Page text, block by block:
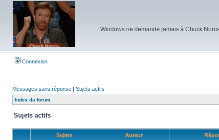
Windows ne demande jamais à Chuck
Connexion
Messages sans réponse | Sujets actifs
Index du forum
Sujets actifs
Sujets Auteur